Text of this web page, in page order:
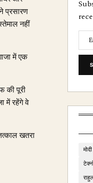
प्रसारण
नहीं
में एक
की पूरी
में रहेंगे वे
खतरा